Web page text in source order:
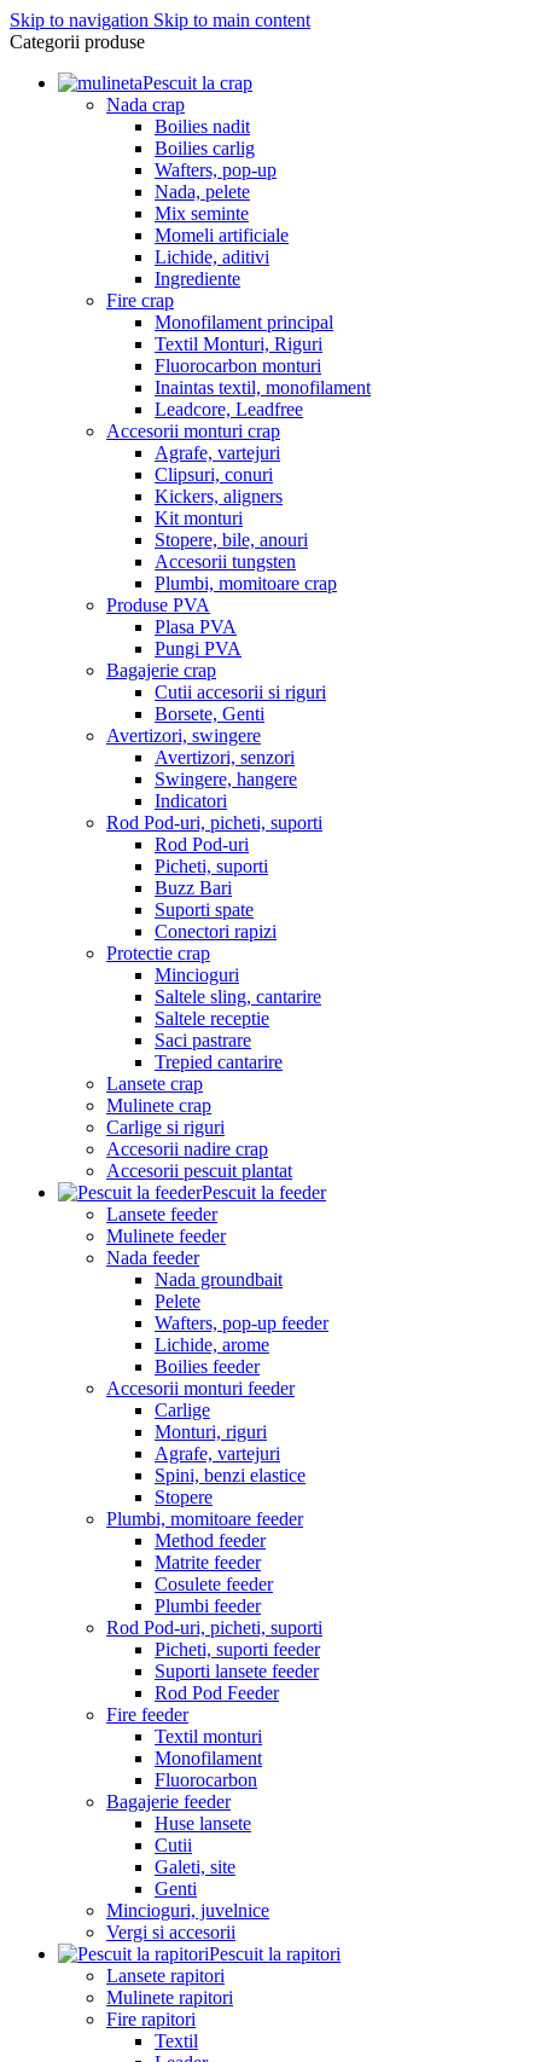
Skip to navigation Skip to main content
Categorii produse
Pescuit la crap
Nada crap
Boilies nadit
Boilies carlig
Wafters, pop-up
Nada, pelete
Mix seminte
Momeli artificiale
Lichide, aditivi
Ingrediente
Fire crap
Monofilament principal
Textil Monturi, Riguri
Fluorocarbon monturi
Inaintas textil, monofilament
Leadcore, Leadfree
Accesorii monturi crap
Agrafe, vartejuri
Clipsuri, conuri
Kickers, aligners
Kit monturi
Stopere, bile, anouri
Accesorii tungsten
Plumbi, momitoare crap
Produse PVA
Plasa PVA
Pungi PVA
Bagajerie crap
Cutii accesorii si riguri
Borsete, Genti
Avertizori, swingere
Avertizori, senzori
Swingere, hangere
Indicatori
Rod Pod-uri, picheti, suporti
Rod Pod-uri
Picheti, suporti
Buzz Bari
Suporti spate
Conectori rapizi
Protectie crap
Mincioguri
Saltele sling, cantarire
Saltele receptie
Saci pastrare
Trepied cantarire
Lansete crap
Mulinete crap
Carlige si riguri
Accesorii nadire crap
Accesorii pescuit plantat
Pescuit la feeder
Lansete feeder
Mulinete feeder
Nada feeder
Nada groundbait
Pelete
Wafters, pop-up feeder
Lichide, arome
Boilies feeder
Accesorii monturi feeder
Carlige
Monturi, riguri
Agrafe, vartejuri
Spini, benzi elastice
Stopere
Plumbi, momitoare feeder
Method feeder
Matrite feeder
Cosulete feeder
Plumbi feeder
Rod Pod-uri, picheti, suporti
Picheti, suporti feeder
Suporti lansete feeder
Rod Pod Feeder
Fire feeder
Textil monturi
Monofilament
Fluorocarbon
Bagajerie feeder
Huse lansete
Cutii
Galeti, site
Genti
Mincioguri, juvelnice
Vergi si accesorii
Pescuit la rapitori
Lansete rapitori
Mulinete rapitori
Fire rapitori
Textil